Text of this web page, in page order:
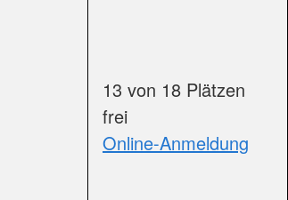
13 von 18 Plätzen
frei
Online-Anmeldung